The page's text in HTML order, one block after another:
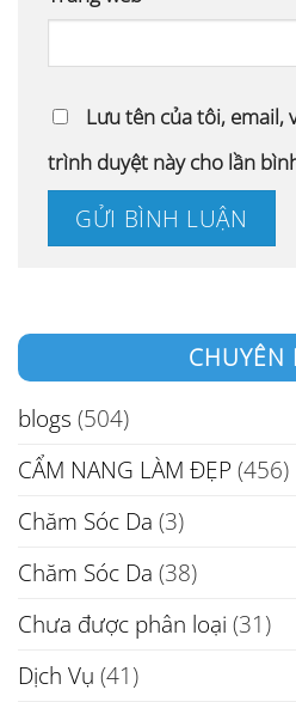
Lưu tên của tôi, email,
trình duyệt này cho lần
CHUYÊN
blogs (504)
CẨM NANG LÀM ĐẸP (456)
Chăm Sóc Da (3)
Chăm Sóc Da (38)
Chưa được phân loại (31)
Dịch Vụ (41)